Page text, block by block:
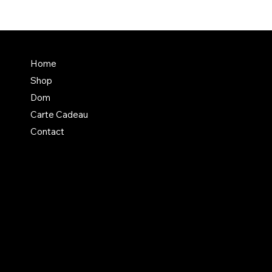
Home
Shop
Dom
Carte Cadeau
Contact